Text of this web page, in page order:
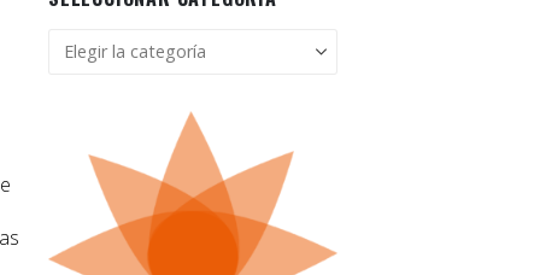
Seleccionar
categoría